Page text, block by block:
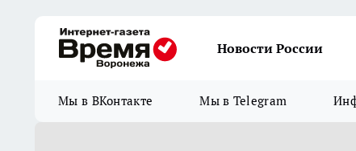
Новости России
Мы в ВКонтакте Мы в Telegram